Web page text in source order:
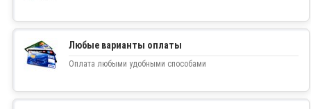
Любые варианты оплаты
Оплата любыми удобными способами